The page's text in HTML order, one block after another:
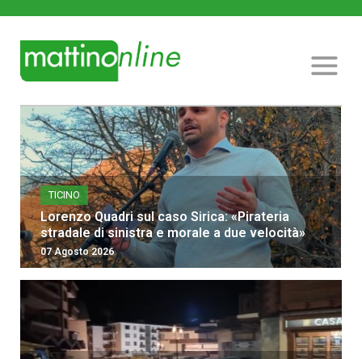
TICINO
Lorenzo Quadri sul caso Sirica: «Pirateria
stradale di sinistra e morale a due velocità»
07 Agosto 2026